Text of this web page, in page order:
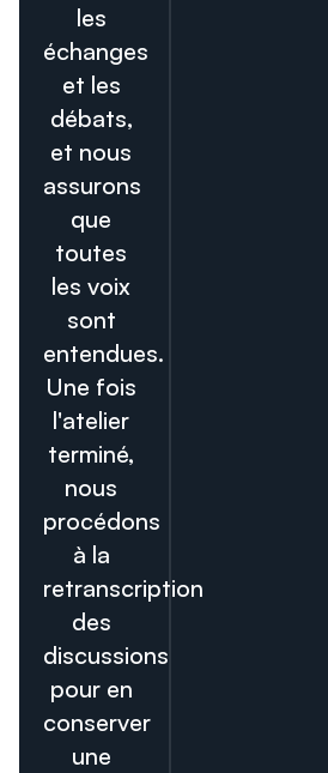
les
échanges
et les
débats,
et nous
assurons
que
toutes
les voix
sont
entendues.
Une fois
l'atelier
terminé,
nous
procédons
à la
retranscription
des
discussions
pour en
conserver
une